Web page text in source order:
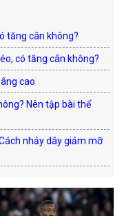
tăng cân không?
có tăng cân không?
cao
Nên tập bài thể
nhảy dây giảm mỡ